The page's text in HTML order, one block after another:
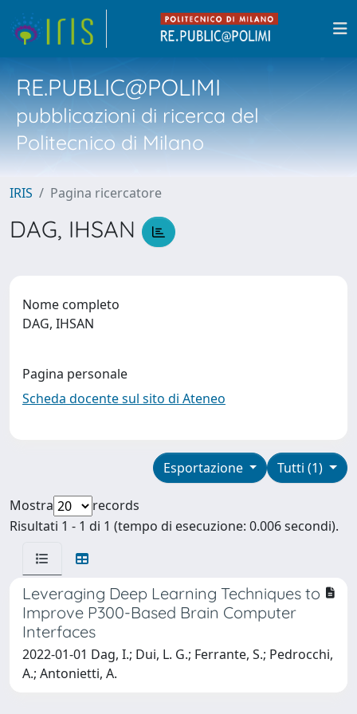
RE.PUBLIC@POLIMI
pubblicazioni di ricerca del
Politecnico di Milano
IRIS Pagina ricercatore
DAG, IHSAN
Nome completo
DAG, IHSAN
Pagina personale
Scheda docente sul sito di Ateneo
Tutti (1)
Esportazione
Mostra
records
Risultati 1 - 1 di 1 (tempo di esecuzione: 0.006 secondi).
Leveraging Deep Learning Techniques to
Improve P300-Based Brain Computer
Interfaces
2022-01-01 Dag, I.; Dui, L. G.; Ferrante, S.; Pedrocchi,
A.; Antonietti, A.